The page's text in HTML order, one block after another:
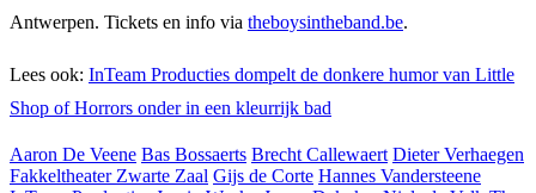
Antwerpen. Tickets en info via theboysintheband.be.
Lees ook: InTeam Producties dompelt de donkere humor van Little
Shop of Horrors onder in een kleurrijk bad
Aaron De Veene Bas Bossaerts Brecht Callewaert Dieter Verhaegen
Fakkeltheater Zwarte Zaal Gijs de Corte Hannes Vandersteene